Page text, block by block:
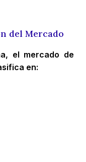
del Mercado
el mercado de
en: